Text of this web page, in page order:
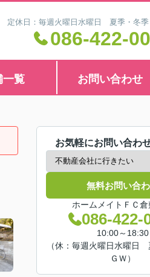
定休日：毎週火曜日水曜日 夏季・冬季
086-422-
一覧 お問い合わせ
お気軽にお問い合わ
無料お問い合
ホームメイトＦＣ
086-422-
10:00～18:30
（休：毎週火曜日水曜日
ＧＷ）